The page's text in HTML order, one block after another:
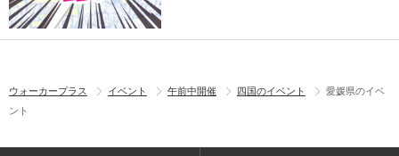
ウォーカープラス イベント 午前中開催 四国のイベント
愛媛県のイベ
ント